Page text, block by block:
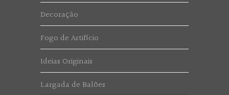
Decoração
Fogo de Artifício
Ideias Originais
Largada de Balões